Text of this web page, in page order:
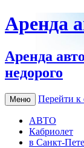
Аренда
Аренда
недорого
Меню Перейти
АВТО
Кабриолет
в Санкт-